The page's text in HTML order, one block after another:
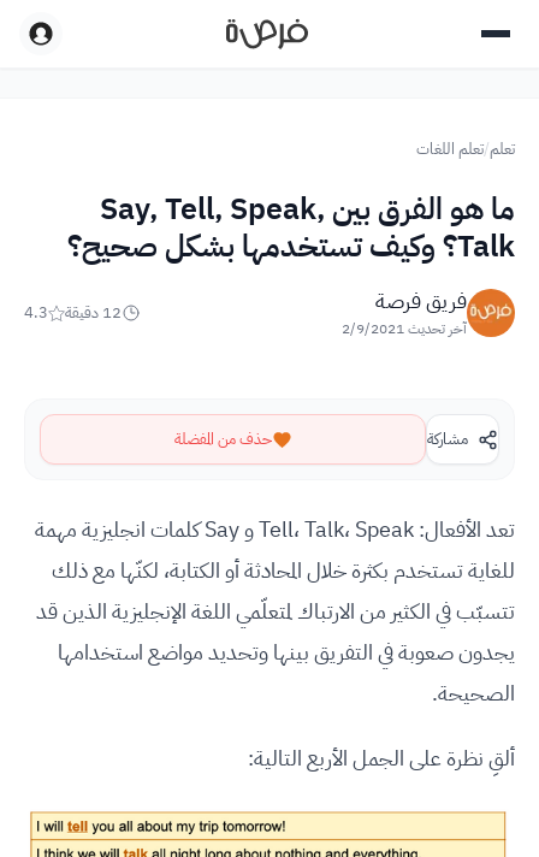
تعلم/تعلم اللغات
ما هو الفرق بين Say, Tell, Speak,
Talk؟ وكيف تستخدمها بشكل صحيح؟
فريق فرصة
آخر تحديث2/9/2021
12 دقيقة 4.3
مشاركة حذف من المفضلة
تعد الأفعال: Tell، Talk، Speak و Say كلمات انجليزية مهمة
للغاية تستخدم بكثرة خلال المحادثة أو الكتابة، لكنّها مع ذلك
تتسبّب في الكثير من الارتباك لمتعلّمي اللغة الإنجليزية الذين قد
يجدون صعوبة في التفريق بينها وتحديد مواضع استخدامها
الصحيحة.
ألقِ نظرة على الجمل الأربع التالية: